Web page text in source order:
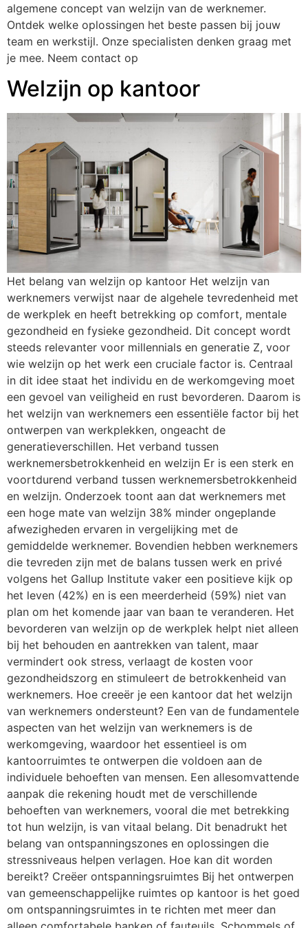
algemene concept van welzijn van de werknemer.
Ontdek welke oplossingen het beste passen bij jouw
team en werkstijl. Onze specialisten denken graag met
je mee. Neem contact op
Welzijn op kantoor
Het belang van welzijn op kantoor Het welzijn van
werknemers verwijst naar de algehele tevredenheid met
de werkplek en heeft betrekking op comfort, mentale
gezondheid en fysieke gezondheid. Dit concept wordt
steeds relevanter voor millennials en generatie Z, voor
wie welzijn op het werk een cruciale factor is. Centraal
in dit idee staat het individu en de werkomgeving moet
een gevoel van veiligheid en rust bevorderen. Daarom is
het welzijn van werknemers een essentiële factor bij het
ontwerpen van werkplekken, ongeacht de
generatieverschillen. Het verband tussen
werknemersbetrokkenheid en welzijn Er is een sterk en
voortdurend verband tussen werknemersbetrokkenheid
en welzijn. Onderzoek toont aan dat werknemers met
een hoge mate van welzijn 38% minder ongeplande
afwezigheden ervaren in vergelijking met de
gemiddelde werknemer. Bovendien hebben werknemers
die tevreden zijn met de balans tussen werk en privé
volgens het Gallup Institute vaker een positieve kijk op
het leven (42%) en is een meerderheid (59%) niet van
plan om het komende jaar van baan te veranderen. Het
bevorderen van welzijn op de werkplek helpt niet alleen
bij het behouden en aantrekken van talent, maar
vermindert ook stress, verlaagt de kosten voor
gezondheidszorg en stimuleert de betrokkenheid van
werknemers. Hoe creeër je een kantoor dat het welzijn
van werknemers ondersteunt? Een van de fundamentele
aspecten van het welzijn van werknemers is de
werkomgeving, waardoor het essentieel is om
kantoorruimtes te ontwerpen die voldoen aan de
individuele behoeften van mensen. Een allesomvattende
aanpak die rekening houdt met de verschillende
behoeften van werknemers, vooral die met betrekking
tot hun welzijn, is van vitaal belang. Dit benadrukt het
belang van ontspanningszones en oplossingen die
stressniveaus helpen verlagen. Hoe kan dit worden
bereikt? Creëer ontspanningsruimtes Bij het ontwerpen
van gemeenschappelijke ruimtes op kantoor is het goed
om ontspanningsruimtes in te richten met meer dan